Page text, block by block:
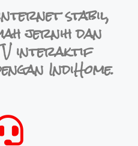
stabil,
jernih dan
interaktif
IndiHome.